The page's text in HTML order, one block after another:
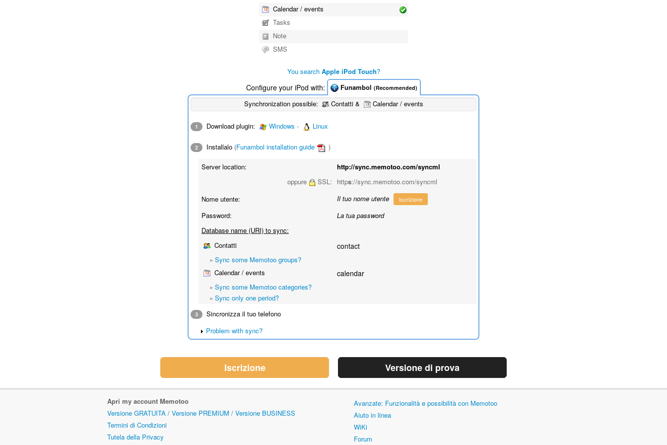
Calendar / events
Tasks
Note
SMS
You search Apple iPod Touch?
Configure your iPod with: Funambol (Recommended)
Synchronization possible: Contatti & Calendar / events
1 Download plugin: Windows - Linux
2 Installalo (Funambol installation guide )
Server location:
http://sync.memotoo.com/syncml
oppure
SSL: https://sync.memotoo.com/syncml
Nome utente:
Il tuo nome utente Iscrizione
Password:
La tua password
Database name (URI) to sync:
Contatti
contact
» Sync some Memotoo groups?
Calendar / events
calendar
» Sync some Memotoo categories?
» Sync only one period?
3
Sincronizza il tuo telefono
Problem with sync?
Iscrizione Versione di prova
Apri my account Memotoo
Versione GRATUITA / Versione PREMIUM / Versione BUSINESS
Termini di Condizioni
Tutela della Privacy
Avanzate: Funzionalità e possibilità con Memotoo
Aiuto in linea
WiKi
Forum